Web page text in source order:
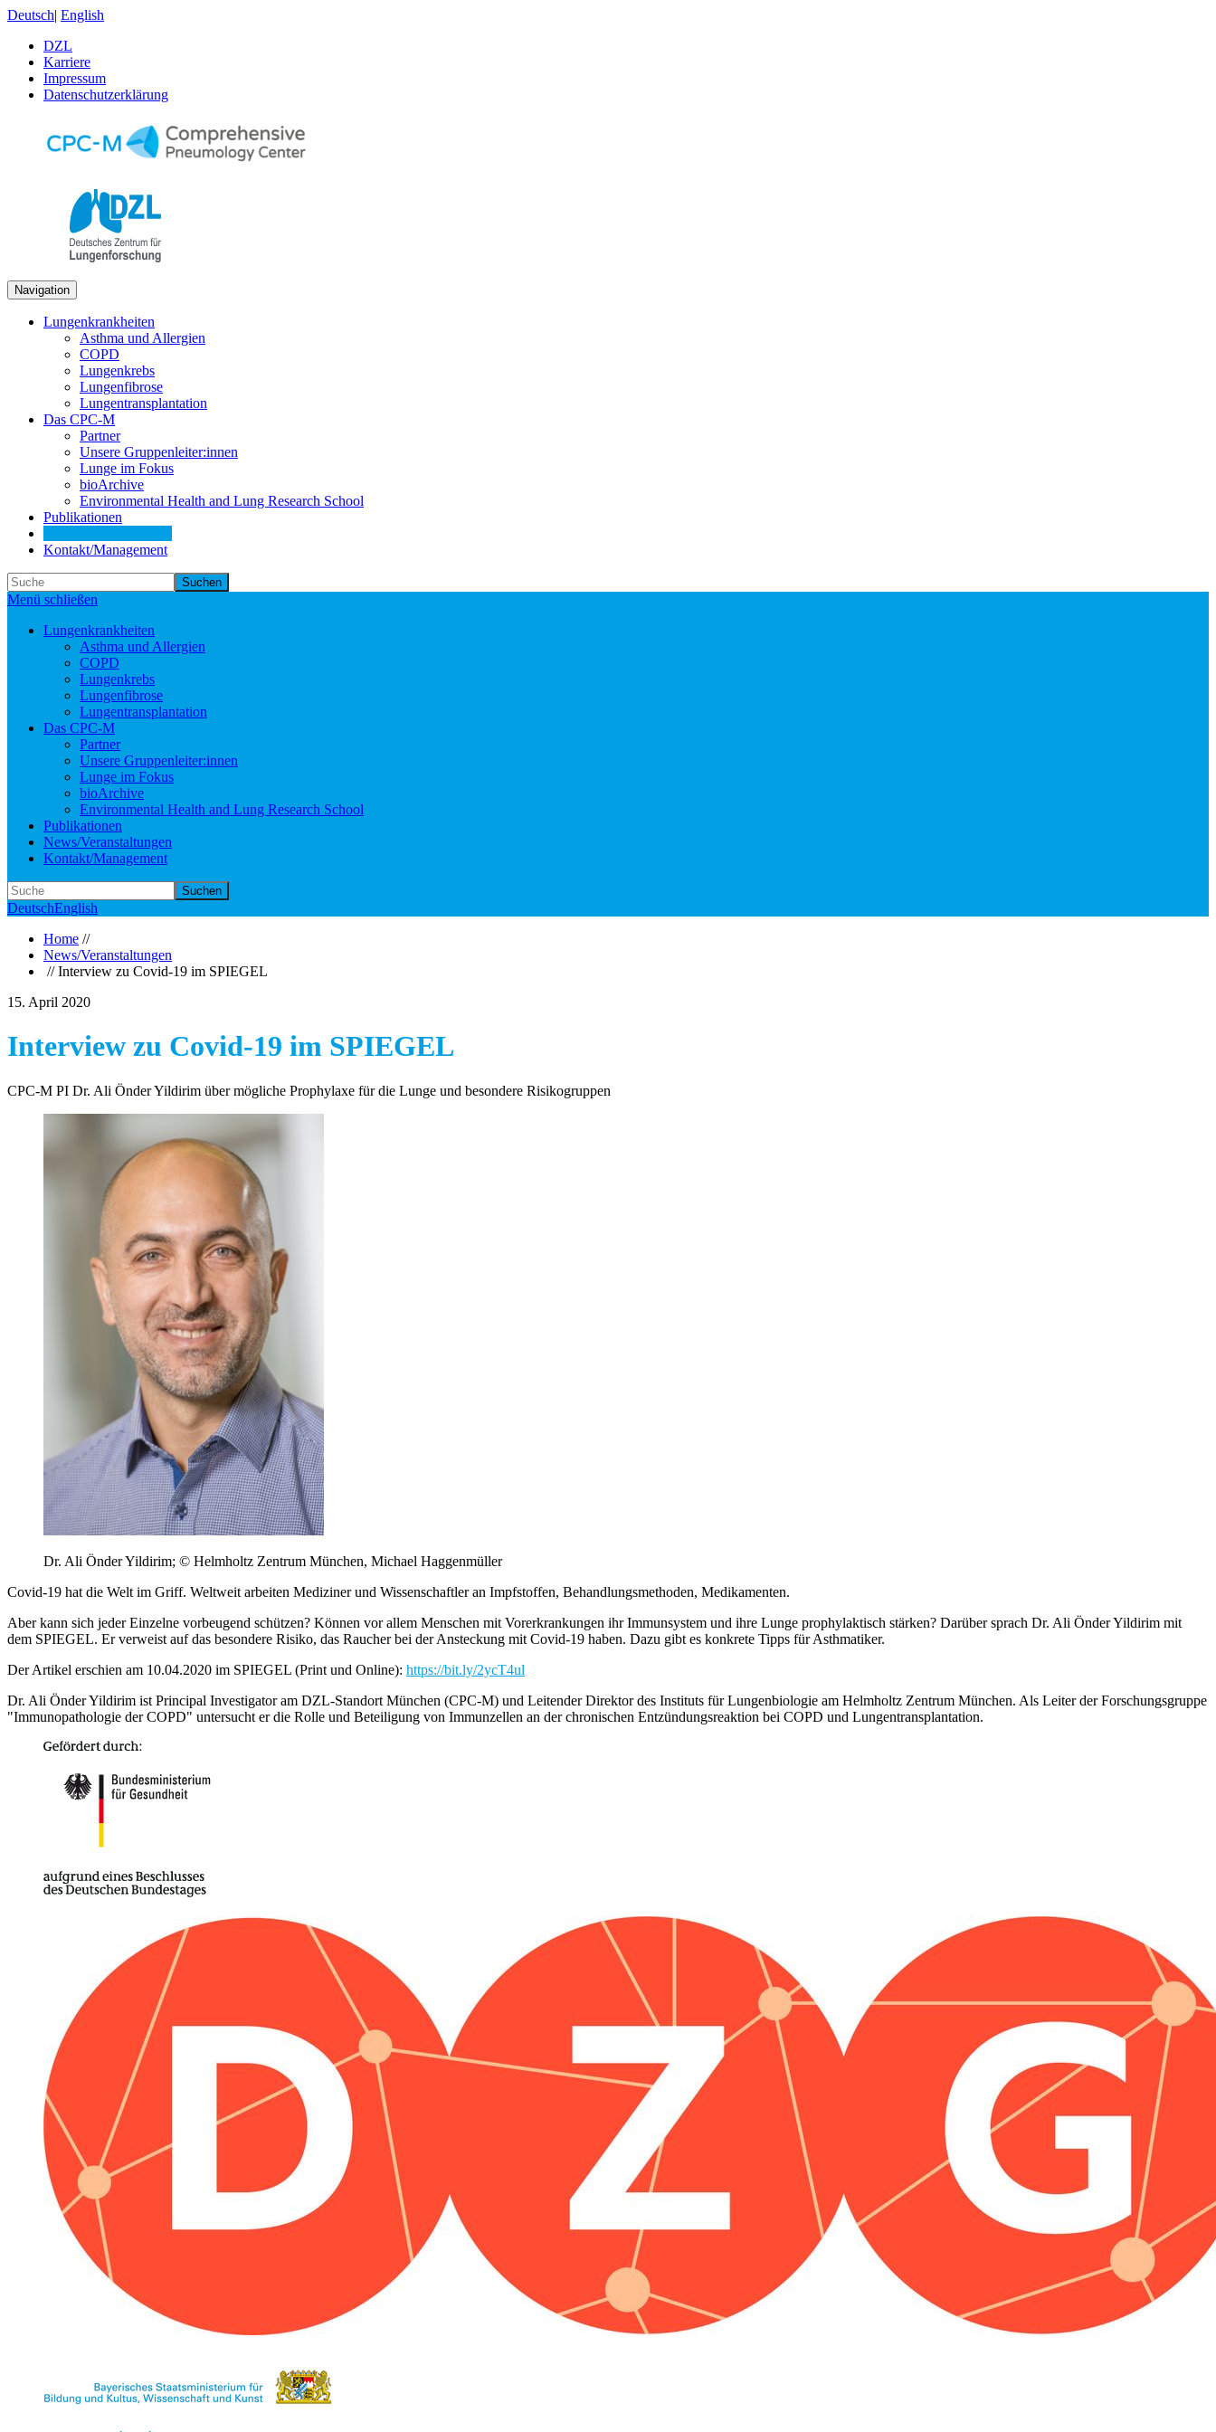
Deutsch| English
DZL
Karriere
Impressum
Datenschutzerklärung
Navigation
Lungenkrankheiten
Asthma und Allergien
COPD
Lungenkrebs
Lungenfibrose
Lungentransplantation
Das CPC-M
Partner
Unsere Gruppenleiter:innen
Lunge im Fokus
bioArchive
Environmental Health and Lung Research School
Publikationen
Kontakt/Management
Suchen
Menü schließen
Lungenkrankheiten
Asthma und Allergien
COPD
Lungenkrebs
Lungenfibrose
Lungentransplantation
Das CPC-M
Partner
Unsere Gruppenleiter:innen
Lunge im Fokus
bioArchive
Environmental Health and Lung Research School
Publikationen
News/Veranstaltungen
Kontakt/Management
Suchen
DeutschEnglish
Home //
News/Veranstaltungen
// Interview zu Covid-19 im SPIEGEL
15. April 2020
Interview zu Covid-19 im SPIEGEL
CPC-M PI Dr. Ali Önder Yildirim über mögliche Prophylaxe für die Lunge und besondere Risikogruppen
Dr. Ali Önder Yildirim; © Helmholtz Zentrum München, Michael Haggenmüller
Covid-19 hat die Welt im Griff. Weltweit arbeiten Mediziner und Wissenschaftler an Impfstoffen, Behandlungsmethoden, Medikamenten.
Aber kann sich jeder Einzelne vorbeugend schützen? Können vor allem Menschen mit Vorerkrankungen ihr Immunsystem und ihre Lunge prophylaktisch stärken? Darüber sprach Dr. Ali Önder Yildirim mit
dem SPIEGEL. Er verweist auf das besondere Risiko, das Raucher bei der Ansteckung mit Covid-19 haben. Dazu gibt es konkrete Tipps für Asthmatiker.
Der Artikel erschien am 10.04.2020 im SPIEGEL (Print und Online): https://bit.ly/2ycT4ul
Dr. Ali Önder Yildirim ist Principal Investigator am DZL-Standort München (CPC-M) und Leitender Direktor des Instituts für Lungenbiologie am Helmholtz Zentrum München. Als Leiter der Forschungsgruppe
"Immunopathologie der COPD" untersucht er die Rolle und Beteiligung von Immunzellen an der chronischen Entzündungsreaktion bei COPD und Lungentransplantation.